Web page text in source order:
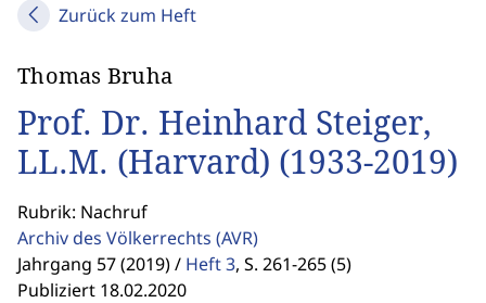
Zurück zum Heft
Thomas Bruha
Prof. Dr. Heinhard Steiger,
LL.M. (Harvard) (1933-2019)
Rubrik: Nachruf
Archiv des Völkerrechts (AVR)
Jahrgang 57 (2019) / Heft 3, S. 261-265 (5)
Publiziert 18.02.2020